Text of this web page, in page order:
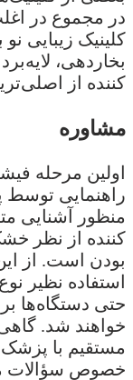
در مجموع در
کلینیک زیبایی
بخاردهی،
کننده از
مشاوره
اولین مرحله
راهنمایی
منظور آشنایی
کننده از نظر
بودن است. از
استفاده نظیر
حتی دستگاه‌ها
خواهند شد.
مستقیم با
خصوص سؤالات